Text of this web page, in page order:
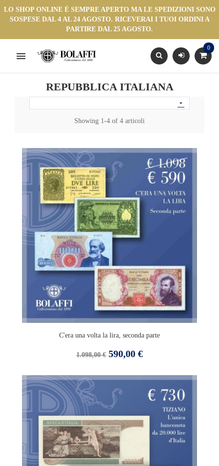
LO SHOP ONLINE È SEMPRE APERTO MA LE SPEDIZIONI SONO
SOSPESE DAL 4 AL 24 AGOSTO. RICEVERAI I TUOI ORDINI A
PARTIRE DAL 25 AGOSTO.

0
REPUBBLICA ITALIANA

Showing 1-4 of 4 articoli
C'era una volta la lira, seconda parte
Prezzo
1.098,00 € Prezzo
590,00 €